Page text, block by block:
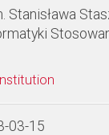
Stanisława
03-15